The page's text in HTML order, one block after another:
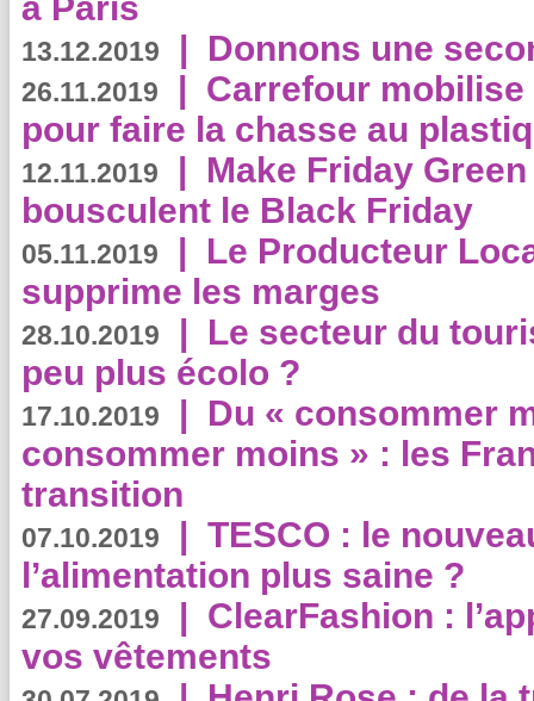
13.12.2019 | Donnons une
26.11.2019 | Carrefour
pour faire la chasse au
12.11.2019 | Make Friday
bousculent le Black Friday
05.11.2019 | Le Producteur
supprime les marges
28.10.2019 | Le secteur du
peu plus écolo ?
17.10.2019 | Du « consommer
consommer moins » : les
transition
07.10.2019 | TESCO : le
l’alimentation plus saine ?
27.09.2019 | ClearFashion :
vos vêtements